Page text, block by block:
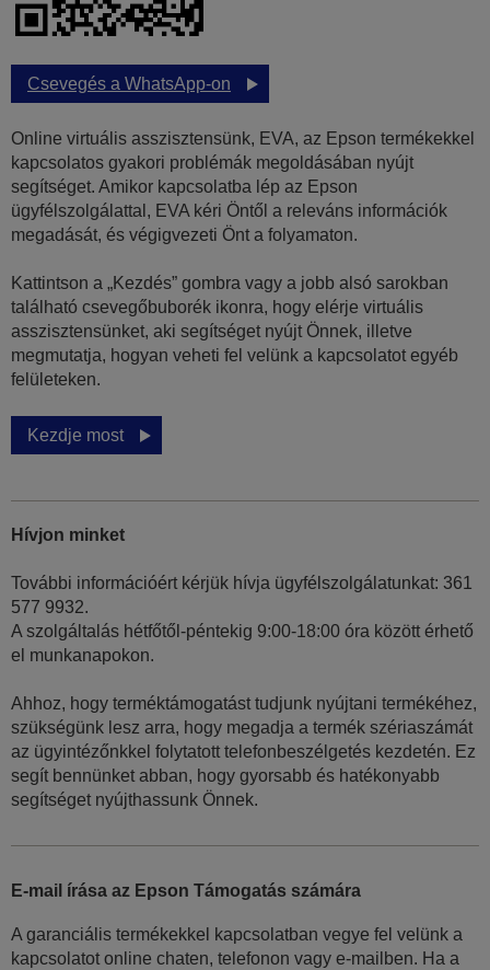
Csevegés a WhatsApp-on
Online virtuális asszisztensünk, EVA, az Epson termékekkel
kapcsolatos gyakori problémák megoldásában nyújt
segítséget. Amikor kapcsolatba lép az Epson
ügyfélszolgálattal, EVA kéri Öntől a releváns információk
megadását, és végigvezeti Önt a folyamaton.
Kattintson a „Kezdés” gombra vagy a jobb alsó sarokban
található csevegőbuborék ikonra, hogy elérje virtuális
asszisztensünket, aki segítséget nyújt Önnek, illetve
megmutatja, hogyan veheti fel velünk a kapcsolatot egyéb
felületeken.
Kezdje most
Hívjon minket
További információért kérjük hívja ügyfélszolgálatunkat: 361
577 9932.
A szolgáltalás hétfőtől-péntekig 9:00-18:00 óra között érhető
el munkanapokon.
Ahhoz, hogy terméktámogatást tudjunk nyújtani termékéhez,
szükségünk lesz arra, hogy megadja a termék szériaszámát
az ügyintézőnkkel folytatott telefonbeszélgetés kezdetén. Ez
segít bennünket abban, hogy gyorsabb és hatékonyabb
segítséget nyújthassunk Önnek.
E-mail írása az Epson Támogatás számára
A garanciális termékekkel kapcsolatban vegye fel velünk a
kapcsolatot online chaten, telefonon vagy e-mailben. Ha a